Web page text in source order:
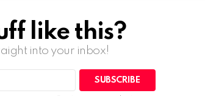
like this?
into your inbox!